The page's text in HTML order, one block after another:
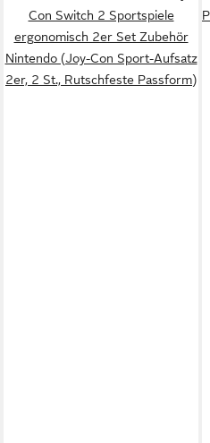
Con Switch 2 Sportspiele
ergonomisch 2er Set Zubehör
Nintendo (Joy-Con Sport-Aufsatz
2er, 2 St., Rutschfeste Passform)